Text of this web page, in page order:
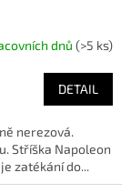
dnů (>5 ks)
DETAIL
nerezová.
Stříška Napoleon
zatékání do...